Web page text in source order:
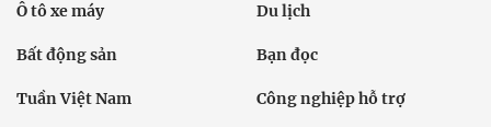
Ô tô xe máy Du lịch
Bất động sản Bạn đọc
Tuần Việt Nam Công nghiệp hỗ trợ